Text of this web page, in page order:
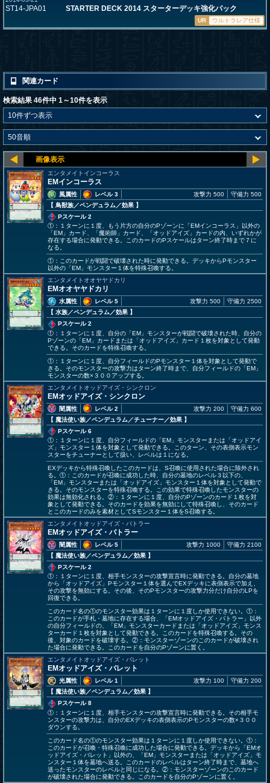
ST14-JPA01 STARTER DECK 2014 スターターデッキ強化パック
UR ウルトラレア仕様
関連カード
検索結果 46件中 1～10件を表示
エンタメイトインコーラス
EMインコーラス
風属性
レベル 3
【 鳥獣族／ペンデュラム／効果 】
攻撃力 500 守備力 500
Pスケール 2
①：１ターンに１度、もう片方の自分のPゾーンに「EMインコーラス」以外の
「EM」カード、「魔術師」カード、「オッドアイズ」カードの内、いずれかが
存在する場合に発動できる。このカードのPスケールはターン終了時まで７に
なる。
①：このカードが戦闘で破壊された時に発動できる。デッキからPモンスター
以外の「EM」モンスター１体を特殊召喚する。
エンタメイトオオヤヤドカリ
EMオオヤヤドカリ
水属性
レベル 5
【 水族／ペンデュラム／効果 】
攻撃力 500 守備力 2500
Pスケール 2
①：１ターンに１度、自分の「EM」モンスターが戦闘で破壊された時、自分の
Pゾーンの「EM」カードまたは「オッドアイズ」カード１枚を対象として発動
できる。そのカードを特殊召喚する。
①：１ターンに１度、自分フィールドのPモンスター１体を対象として発動で
きる。そのモンスターの攻撃力はターン終了時まで、自分フィールドの「EM」
モンスターの数×３００アップする。
エンタメイトオッドアイズ・シンクロン
EMオッドアイズ・シンクロン
闇属性
レベル 2
【 魔法使い族／ペンデュラム／チューナー／効果 】
攻撃力 200 守備力 600
Pスケール 6
①：１ターンに１度、自分フィールドの「EM」モンスターまたは「オッドアイ
ズ」モンスター１体を対象として発動できる。このターン、その表側表示モン
スターをチューナーとして扱い、レベルは１になる。
EXデッキから特殊召喚したこのカードは、S召喚に使用された場合に除外され
る。①：このカードが召喚に成功した時、自分の墓地のレベル３以下の、
「EM」モンスターまたは「オッドアイズ」モンスター１体を対象として発動で
きる。そのモンスターを特殊召喚する。この効果で特殊召喚したモンスターの
効果は無効化される。②：１ターンに１度、自分のPゾーンのカード１枚を対
象として発動できる。そのカードを効果を無効にして特殊召喚し、そのカード
とこのカードのみを素材としてSモンスター１体をS召喚する。
エンタメイトオッドアイズ・バトラー
EMオッドアイズ・バトラー
闇属性
レベル 5
【 魔法使い族／ペンデュラム／効果 】
攻撃力 1000 守備力 2100
Pスケール 2
①：１ターンに１度、相手モンスターの攻撃宣言時に発動できる。自分の墓地
から「オッドアイズ」Pモンスター１体を選んでEXデッキに表側表示で加え、
その攻撃を無効にする。その後、そのPモンスターの攻撃力分だけ自分のLPを
回復できる。
このカード名の①のモンスター効果は１ターンに１度しか使用できない。①：
このカードが手札・墓地に存在する場合、「EMオッドアイズ・バトラー」以外
の自分フィールドの、「EM」モンスターカードまたは「オッドアイズ」モンス
ターカード１枚を対象として発動できる。このカードを特殊召喚する。その
後、対象のカードを破壊する。②：モンスターゾーンのこのカードが破壊され
た場合に発動できる。このカードを自分のPゾーンに置く。
エンタメイトオッドアイズ・バレット
EMオッドアイズ・バレット
光属性
レベル 1
【 魔法使い族／ペンデュラム／効果 】
攻撃力 100 守備力 200
Pスケール 8
①：１ターンに１度、相手モンスターの攻撃宣言時に発動できる。その相手モ
ンスターの攻撃力は、自分のEXデッキの表側表示のPモンスターの数×３００
ダウンする。
このカード名の①のモンスター効果は１ターンに１度しか使用できない。①：
このカードが召喚・特殊召喚に成功した場合に発動できる。デッキから「EMオ
ッドアイズ・バレット」以外の、「EM」モンスターまたは「オッドアイズ」モ
ンスター１体を墓地へ送る。このカードのレベルはターン終了時まで、墓地へ
送ったモンスターのレベルと同じになる。②：モンスターゾーンのこのカード
が破壊された場合に発動できる。このカードを自分のPゾーンに置く。